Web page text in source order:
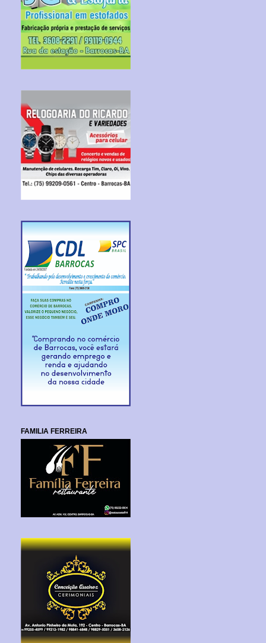
FAMILIA FERREIRA